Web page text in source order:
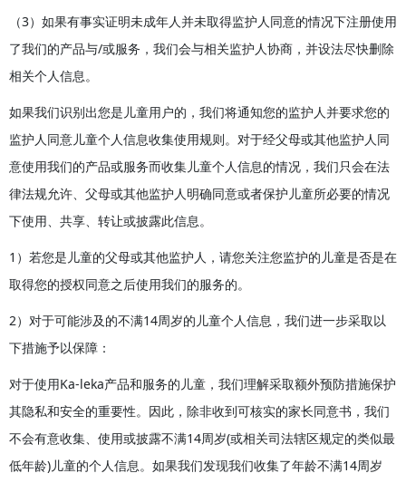
（3）如果有事实证明未成年人并未取得监护人同意的情况下注册使用
了我们的产品与/或服务，我们会与相关监护人协商，并设法尽快删除
相关个人信息。
如果我们识别出您是儿童用户的，我们将通知您的监护人并要求您的
监护人同意儿童个人信息收集使用规则。对于经父母或其他监护人同
意使用我们的产品或服务而收集儿童个人信息的情况，我们只会在法
律法规允许、父母或其他监护人明确同意或者保护儿童所必要的情况
下使用、共享、转让或披露此信息。
1）若您是儿童的父母或其他监护人，请您关注您监护的儿童是否是在
取得您的授权同意之后使用我们的服务的。
2）对于可能涉及的不满14周岁的儿童个人信息，我们进一步采取以
下措施予以保障：
对于使用Ka-leka产品和服务的儿童，我们理解采取额外预防措施保护
其隐私和安全的重要性。因此，除非收到可核实的家长同意书，我们
不会有意收集、使用或披露不满14周岁(或相关司法辖区规定的类似最
低年龄)儿童的个人信息。如果我们发现我们收集了年龄不满14周岁